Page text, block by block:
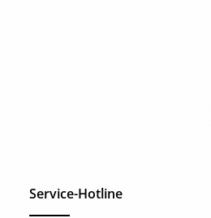
Service-Hotline